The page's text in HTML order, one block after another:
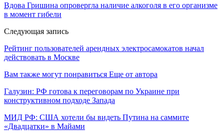
Вдова Гришина опровергла наличие алкоголя в его организме
в момент гибели
Следующая запись
Рейтинг пользователей арендных электросамокатов начал
действовать в Москве
Вам также могут понравиться Еще от автора
Галузин: РФ готова к переговорам по Украине при
конструктивном подходе Запада
МИД РФ: США хотели бы видеть Путина на саммите
«Двадцатки» в Майами